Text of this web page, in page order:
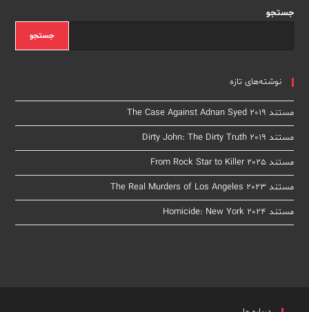
جستجو
جستجو
نوشته‌های تازه
مستند The Case Against Adnan Syed 2019
مستند Dirty John: The Dirty Truth 2019
مستند From Rock Star to Killer 2025
مستند The Real Murders of Los Angeles 2023
مستند Homicide: New York 2024